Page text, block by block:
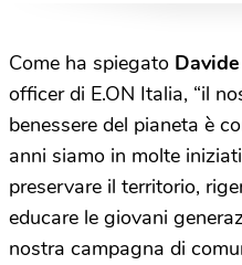
Come ha spiegato
officer di E.ON Italia, “il
benessere del pianeta è
anni siamo in molte
preservare il territorio,
educare le giovani
nostra campagna di